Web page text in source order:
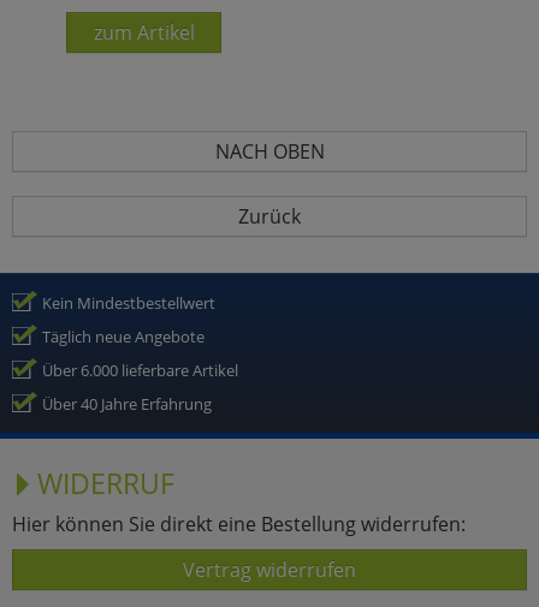
zum Artikel
NACH OBEN
Zurück
Kein Mindestbestellwert
Täglich neue Angebote
Über 6.000 lieferbare Artikel
Über 40 Jahre Erfahrung
WIDERRUF
Hier können Sie direkt eine Bestellung widerrufen:
Vertrag widerrufen